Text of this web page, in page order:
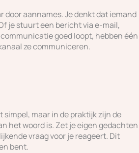
aannames. Je denkt dat iemand
je stuurt een bericht via e-mail,
goed loopt, hebben één
ze communiceren.
simpel, maar in de praktijk zijn de
het woord is. Zet je eigen gedachten
vraag voor je reageert. Dit
bent.